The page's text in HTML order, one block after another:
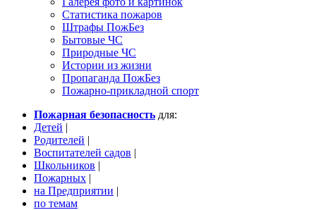
Статистика пожаров
Штрафы ПожБез
Бытовые ЧС
Природные ЧС
Истории из жизни
Пропаганда ПожБез
Пожарно-прикладной спорт
Пожарная безопасность для:
Детей |
Родителей |
Воспитателей садов |
Школьников |
Пожарных |
на Предприятии |
по темам